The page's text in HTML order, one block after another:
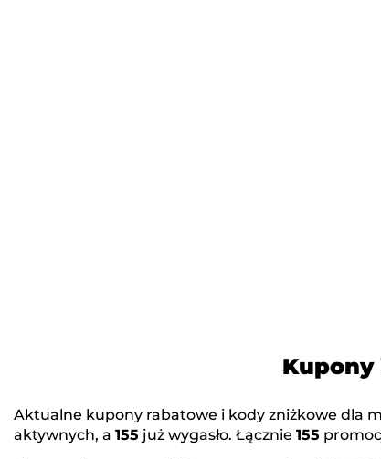
Kupony
Aktualne kupony rabatowe i kody zniżkowe dla
aktywnych, a 155 już wygasło. Łącznie 155